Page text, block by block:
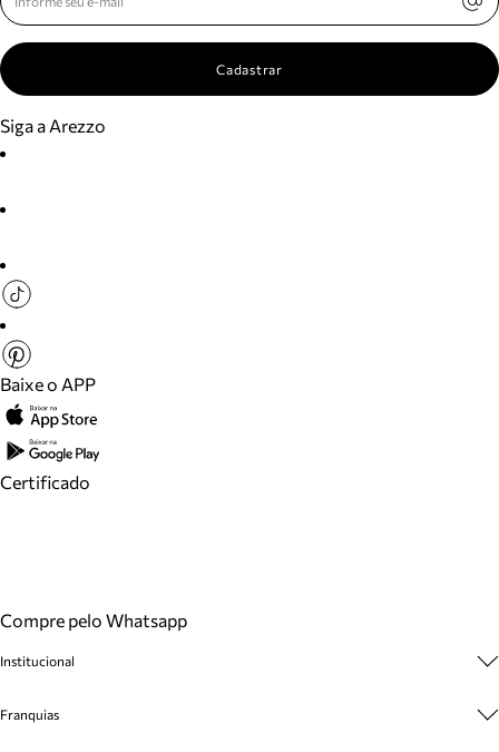
Cadastrar
Siga a Arezzo
Baixe o APP
Certificado
Compre pelo Whatsapp
Institucional
Cashback
Franquias